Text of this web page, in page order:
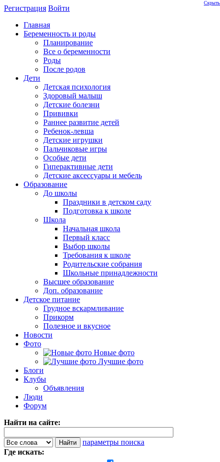
Регистрация Войти
Главная
Беременность и роды
Планирование
Все о беременности
Роды
После родов
Дети
Детская психология
Здоровый малыш
Детские болезни
Прививки
Раннее развитие детей
Ребенок-левша
Детские игрушки
Пальчиковые игры
Особые дети
Гиперактивные дети
Детские аксессуары и мебель
Образование
До школы
Праздники в детском саду
Подготовка к школе
Школа
Начальная школа
Первый класс
Выбор школы
Требования к школе
Родительские собрания
Школьные принадлежности
Высшее образование
Доп. образование
Детское питание
Грудное вскармливание
Прикорм
Полезное и вкусное
Новости
Фото
Новые фото
Лучшие фото
Блоги
Клубы
Объявления
Люди
Форум
Найти на сайте:
параметры поиска
Где искать:
Скрыть